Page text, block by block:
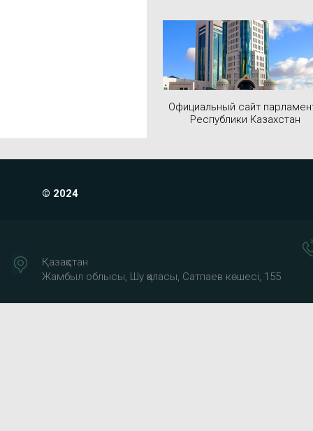
Официальный сайт
Республики Казахстан
© 2024
Қазақстан
Жамбыл облысы, Шу қаласы, Сатпаев көшесі, 155